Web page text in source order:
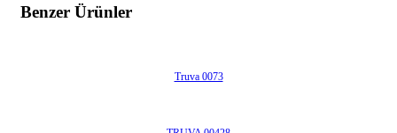
Benzer Ürünler
Truva 0073